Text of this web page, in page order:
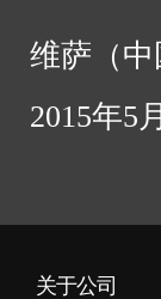
维萨（中
2015年5
关于公司